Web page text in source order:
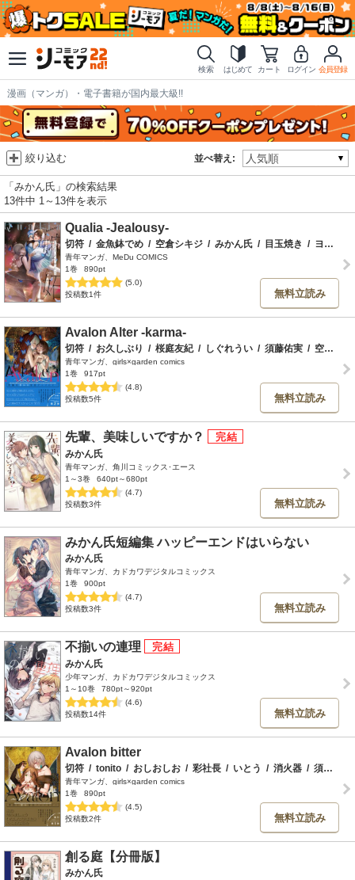
検索 はじめて カート ログイン 会員登録
漫画（マンガ）・電子書籍が国内最大級!!
並べ替え:
絞り込む
「みかん氏」の検索結果
13件中 1～13件を表示
Qualia -Jealousy-
切符 / 金魚鉢でめ / 空倉シキジ / みかん氏 / 目玉焼き / ヨルモ
青年マンガ、MeDu COMICS
1巻
890pt
(5.0)
投稿数1件
無料立読み
Avalon Alter -karma-
切符 / お久しぶり / 桜庭友紀 / しぐれうい / 須藤佑実 / 空倉シキジ
青年マンガ、girls×garden comics
1巻
917pt
(4.8)
投稿数5件
無料立読み
先輩、美味しいですか？
みかん氏
青年マンガ、角川コミックス･エース
1～3巻
640pt～680pt
(4.7)
投稿数3件
無料立読み
みかん氏短編集 ハッピーエンドはいらない
みかん氏
青年マンガ、カドカワデジタルコミックス
1巻
900pt
(4.7)
投稿数3件
無料立読み
不揃いの連理
みかん氏
少年マンガ、カドカワデジタルコミックス
1～10巻
780pt～920pt
(4.6)
投稿数14件
無料立読み
Avalon bitter
切符 / tonito / おしおしお / 彩社長 / いとう / 消火器 / 須藤佑実
青年マンガ、girls×garden comics
1巻
890pt
(4.5)
投稿数2件
無料立読み
創る庭【分冊版】
みかん氏